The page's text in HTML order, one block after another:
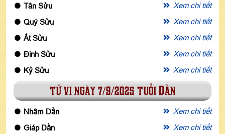
Tân Sửu
Xem chi tiết
Quý Sửu
Xem chi tiết
Ất Sửu
Xem chi tiết
Đinh Sửu
Xem chi tiết
Kỷ Sửu
Xem chi tiết
tử vi ngày 7/9/2025 tuổi Dần
Nhâm Dần
Xem chi tiết
Giáp Dần
Xem chi tiết